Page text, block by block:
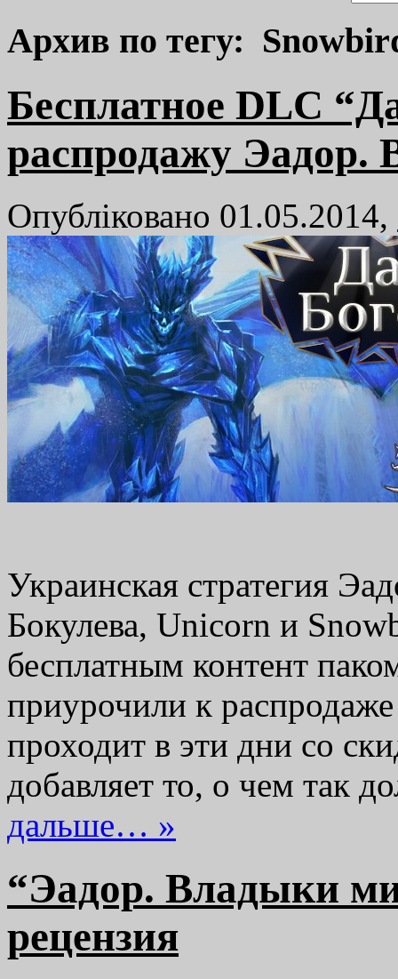
Архив по тегу:
Бесплатное DLC
распродажу Эадор.
Опубліковано 01.05.2014,
Украинская стратегия
Бокулева, Unicorn и
бесплатным контент
приурочили к
проходит в эти дни со
добавляет то, о чем так
дальше… »
“Эадор. Владыки
рецензия